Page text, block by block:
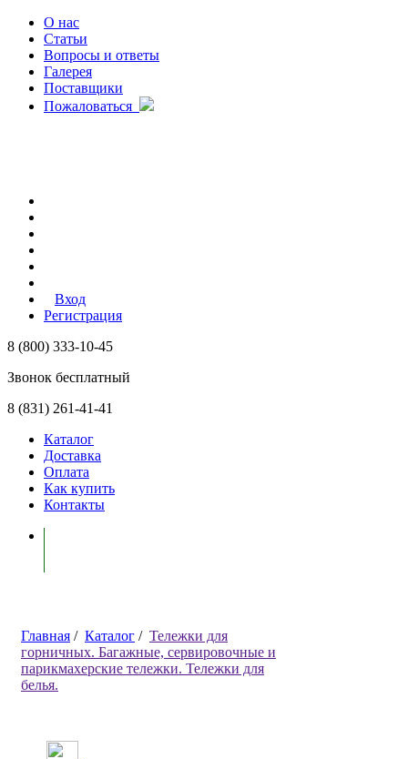
О нас
Статьи
Вопросы и ответы
Галерея
Поставщики
Пожаловаться
Вход
Регистрация
8 (800) 333-10-45
Звонок бесплатный
8 (831) 261-41-41
Каталог
Доставка
Оплата
Как купить
Контакты
Главная / Каталог / Тележки для
горничных. Багажные, сервировочные и
парикмахерские тележки. Тележки для
белья.